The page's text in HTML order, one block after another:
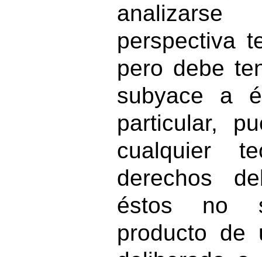
perspectiva
pero debe
subyace a
particular,
cualquier
derechos
éstos no
producto de